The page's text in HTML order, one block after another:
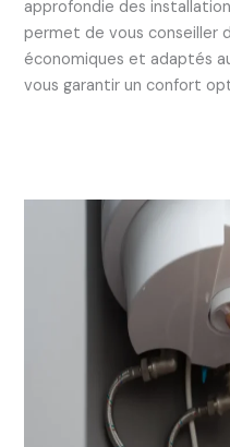
approfondie des
permet de vous conseiller
économiques et adaptés
vous garantir un confort